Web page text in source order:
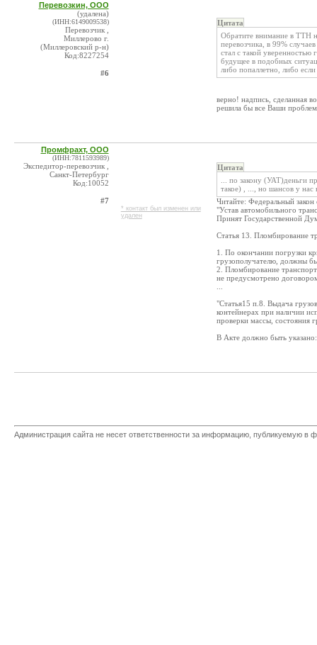
Перевозкин, ООО
(удалена)
(ИНН:6149009538)
Перевозчик ,
Миллерово г.
(Миллеровский р-н)
Код:8227254
#6
Цитата
Обратите внимание в ТТН
перевозчика, в 99%
стал с такой
будущее в подобных
либо попаллетно, либо
верно! надпись, сделанная
решила бы все Ваши
Промфрахт, ООО
(ИНН:7811593989)
Экспедитор-перевозчик ,
Санкт-Петербург
Код:10052
#7
* контакт был изменен или
удален
Цитата
... по закону (УАТ)деньги
такое) , ..., но шансов у нас
Читайте: Федеральный
"Устав автомобильного
Принят Государственной
Статья 13. Пломбирование
1. По окончании погрузки
грузополучателю, должны
2. Пломбирование
не предусмотрено
"Статья15 п.8. Выдача
контейнерах при наличии
проверки массы, состояния
В Акте должно быть
Администрация сайта не несет ответственности за информацию, публикуемую